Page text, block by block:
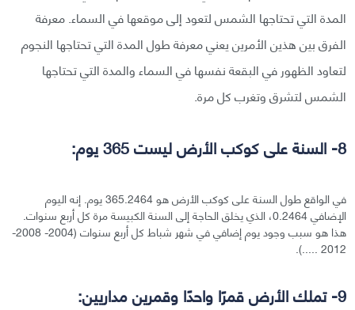
المدة التي تحتاجها الشمس لتعود إلى موقعها في السماء. معرفة
الفرق بين هذين الأمرين يعني معرفة طول المدة التي تحتاجها النجوم
لتعاود الظهور في البقعة نفسها في السماء والمدة التي تحتاجها
الشمس لتشرق وتغرب كل مرة.
8- السنة على كوكب الأرض ليست 365 يوم:
في الواقع طول السنة على كوكب الأرض هو 365.2464 يوم. إنه اليوم
الإضافي 0.2464، الذي يخلق الحاجة إلى السنة الكبيسة مرة كل أربع سنوات.
هذا هو سبب وجود يوم إضافي في شهر شباط كل أربع سنوات (2004- 2008-
2012 .....).
9- تملك الأرض قمرًا واحدًا وقمرين مداريين: